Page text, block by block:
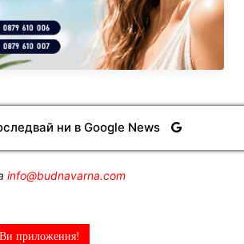
ни в Google News
info@budnavarna.com
приложения!